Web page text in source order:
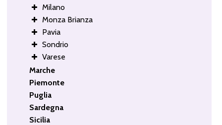
Milano
Monza Brianza
Pavia
Sondrio
Varese
Marche
Piemonte
Puglia
Sardegna
Sicilia